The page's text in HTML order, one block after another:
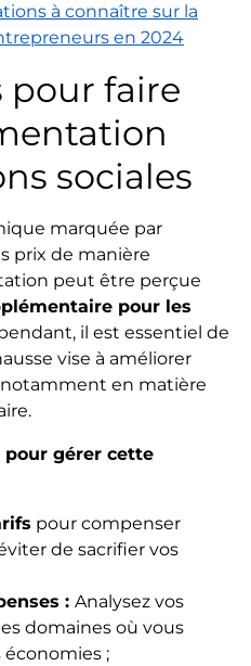
à connaître sur la
en 2024
pour faire
sociales
marquée par
prix de manière
peut être perçue
pour les
il est essentiel de
vise à améliorer
en matière
pour gérer cette
pour compenser
de sacrifier vos
: Analysez vos
domaines où vous
économies ;